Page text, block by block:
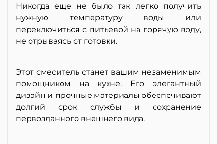
Никогда еще не было так легко получить
нужную температуру воды или
переключиться с питьевой на горячую воду,
не отрываясь от готовки.
Этот смеситель станет вашим незаменимым
помощником на кухне. Его элегантный
дизайн и прочные материалы обеспечивают
долгий срок службы и сохранение
первозданного внешнего вида.